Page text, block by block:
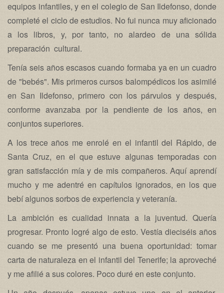
equipos infantiles, y en el colegio de San Ildefonso, donde
completé el ciclo de estudios. No fui nunca muy aficionado
a los libros, y, por tanto, no alardeo de una sólida
preparación cultural.
Tenía seis años escasos cuando formaba ya en un cuadro
de "bebés". Mis primeros cursos balompédicos los asimilé
en San Ildefonso, primero con los párvulos y después,
conforme avanzaba por la pendiente de los años, en
conjuntos superiores.
A los trece años me enrolé en el infantil del Rápido, de
Santa Cruz, en el que estuve algunas temporadas con
gran satisfacción mía y de mis compañeros. Aquí aprendí
mucho y me adentré en capítulos ignorados, en los que
bebí algunos sorbos de experiencia y veteranía.
La ambición es cualidad innata a la juventud. Quería
progresar. Pronto logré algo de esto. Vestía dieciséis años
cuando se me presentó una buena oportunidad: tomar
carta de naturaleza en el infantil del Tenerife; la aproveché
y me afilié a sus colores. Poco duré en este conjunto.